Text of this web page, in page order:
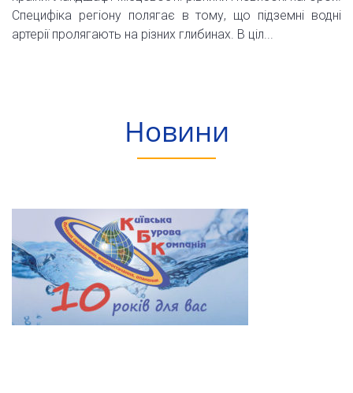
Специфіка регіону полягає в тому, що підземні водні
артерії пролягають на різних глибинах. В ціл...
Новини